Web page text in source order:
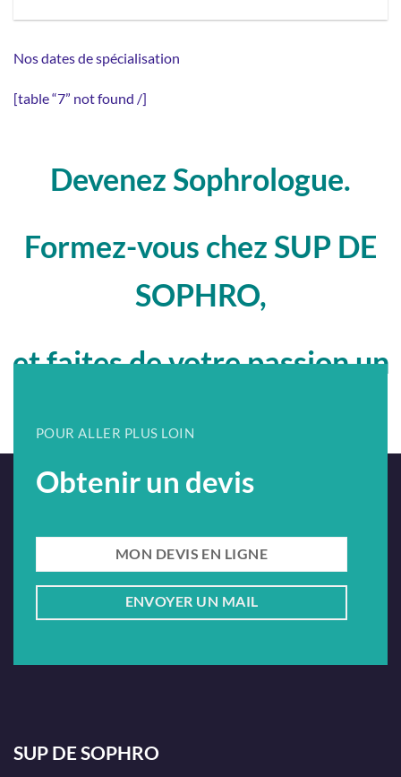
Nos dates de spécialisation
[table “7” not found /]
Devenez Sophrologue.
Formez-vous chez SUP DE
SOPHRO,
et faites de votre passion un
POUR ALLER PLUS LOIN
Obtenir un devis
MON DEVIS EN LIGNE
ENVOYER UN MAIL
SUP DE SOPHRO